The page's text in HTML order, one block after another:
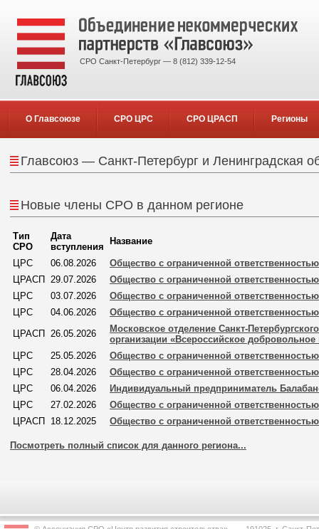
СРО Санкт-Петербург — 8 (812) 339-12-54
О Главсоюзе СРО ЦРС СРО ЦРАСП Регионы
Главсоюз — Санкт-Петербург и Ленинградская
Новые члены СРО в данном регионе
Тип
СРО
Дата
вступления
Название
ЦРС 06.08.2026
Общество с ограниченной
ЦРАСП
29.07.2026
Общество с ограниченной
ЦРС
03.07.2026
Общество с ограниченной
ЦРС
04.06.2026
Общество с ограниченной
ЦРАСП
26.05.2026
Московское отделение Санкт-
организации «Всероссийское
ЦРС
25.05.2026
Общество с ограниченной
ЦРС
28.04.2026
Общество с ограниченной
ЦРС
06.04.2026
Индивидуальный предприниматель
ЦРС
27.02.2026
Общество с ограниченной
ЦРАСП
18.12.2025 Общество с ограниченной
Посмотреть полный список для данного региона...